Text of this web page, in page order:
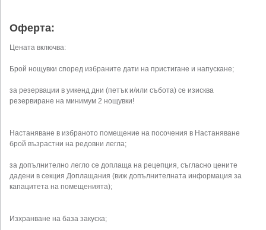
Оферта:
Цената включва:
Брой нощувки според избраните дати на пристигане и напускане;
за резервации в уикенд дни (петък и/или събота) се изисква
резервиране на минимум 2 нощувки!
Настаняване в избраното помещение на посочения в Настаняване
брой възрастни на редовни легла;
за допълнително легло се доплаща на рецепция, съгласно цените
дадени в секция Доплащания (виж допълнителната информация за
капацитета на помещенията);
Изхранване на база закуска;